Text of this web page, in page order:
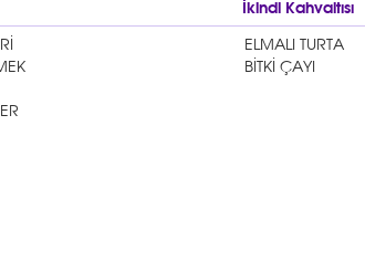
İkindi Kahvaltısı